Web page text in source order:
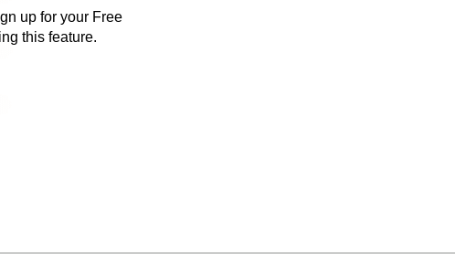
up for your Free
this feature.